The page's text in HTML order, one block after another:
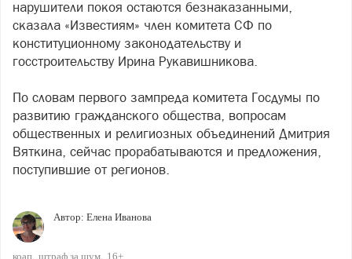
нарушители покоя остаются безнаказанными,
сказала «Известиям» член комитета СФ по
конституционному законодательству и
госстроительству Ирина Рукавишникова.
По словам первого зампреда комитета Госдумы по
развитию гражданского общества, вопросам
общественных и религиозных объединений Дмитрия
Вяткина, сейчас прорабатываются и предложения,
поступившие от регионов.
Автор: Елена Иванова
коап штраф за шум 16+